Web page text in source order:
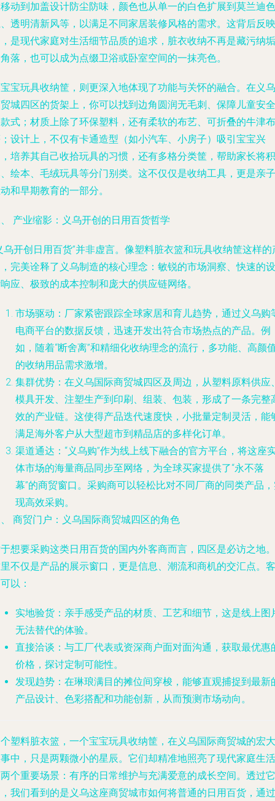
动到加盖设计防尘防味，颜色也从单一的白色扩展到莫兰迪色
透明清新风等，以满足不同家居装修风格的需求。这背后反映
是现代家庭对生活细节品质的追求，脏衣收纳不再是藏污纳垢
落，也可以成为点缀卫浴或卧室空间的一抹亮色。
宝玩具收纳筐，则更深入地体现了功能与关怀的融合。在义乌
城四区的货架上，你可以找到边角圆润无毛刺、保障儿童安全
式；材质上除了环保塑料，还有柔软的布艺、可折叠的牛津布
设计上，不仅有卡通造型（如小汽车、小房子）吸引宝宝兴
培养其自己收拾玩具的习惯，还有多格分类筐，帮助家长将积
绘本、毛绒玩具等分门别类。这不仅仅是收纳工具，更是亲子
和早期教育的一部分。
产业缩影：义乌开创的日用百货哲学
乌开创日用百货”并非虚言。像塑料脏衣篮和玩具收纳筐这样的
完美诠释了义乌制造的核心理念： 敏锐的市场洞察、快速的设
应、极致的成本控制和庞大的供应链网络。
市场驱动 ：厂家紧密跟踪全球家居和育儿趋势，通过义乌购
电商平台的数据反馈，迅速开发出符合市场热点的产品。例
如，随着“断舍离”和精细化收纳理念的流行，多功能、高颜
的收纳用品需求激增。
集群优势 ：在义乌国际商贸城四区及周边，从塑料原料供应
模具开发、注塑生产到印刷、组装、包装，形成了一条完整
效的产业链。这使得产品迭代速度快，小批量定制灵活，能
满足海外客户从大型超市到精品店的多样化订单。
渠道通达 ：“义乌购”作为线上线下融合的官方平台，将这座
体市场的海量商品同步至网络，为全球买家提供了“永不落
幕”的商贸窗口。采购商可以轻松比对不同厂商的同类产品
现高效采购。
商贸门户：义乌国际商贸城四区的角色
想要采购这类日用百货的国内外客商而言，四区是必访之地。
不仅是产品的展示窗口，更是信息、潮流和商机的交汇点。客
以：
实地验货 ：亲手感受产品的材质、工艺和细节，这是线上图
无法替代的体验。
直接洽谈 ：与工厂代表或资深商户面对面沟通，获取最优惠
价格，探讨定制可能性。
发现趋势 ：在琳琅满目的摊位间穿梭，能够直观捕捉到最新
产品设计、色彩搭配和功能创新，从而预测市场动向。
塑料脏衣篮，一个宝宝玩具收纳筐，在义乌国际商贸城的宏大
中，只是两颗微小的星辰。它们却精准地照亮了现代家庭生活
个重要场景：有序的日常维护与充满爱意的成长空间。透过它
我们看到的是义乌这座商贸城市如何将普通的日用百货，通过